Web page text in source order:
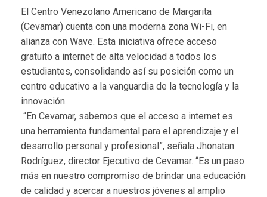
El Centro Venezolano Americano de Margarita
(Cevamar) cuenta con una moderna zona Wi-Fi, en
alianza con Wave. Esta iniciativa ofrece acceso
gratuito a internet de alta velocidad a todos los
estudiantes, consolidando así su posición como un
centro educativo a la vanguardia de la tecnología y la
innovación.
“En Cevamar, sabemos que el acceso a internet es
una herramienta fundamental para el aprendizaje y el
desarrollo personal y profesional”, señala Jhonatan
Rodríguez, director Ejecutivo de Cevamar. “Es un paso
más en nuestro compromiso de brindar una educación
de calidad y acercar a nuestros jóvenes al amplio